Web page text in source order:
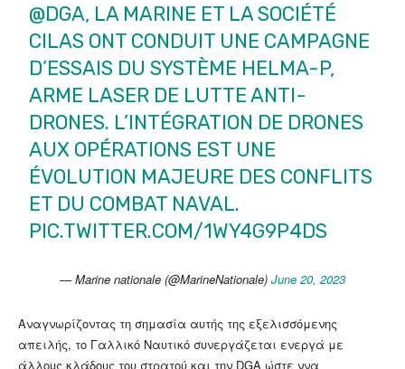
@DGA, LA MARINE ET LA SOCIÉTÉ
CILAS ONT CONDUIT UNE CAMPAGNE
D’ESSAIS DU SYSTÈME HELMA-P,
ARME LASER DE LUTTE ANTI-
DRONES. L’INTÉGRATION DE DRONES
AUX OPÉRATIONS EST UNE
ÉVOLUTION MAJEURE DES CONFLITS
ET DU COMBAT NAVAL.
PIC.TWITTER.COM/1WY4G9P4DS
— Marine nationale (@MarineNationale) June 20, 2023
Αναγνωρίζοντας τη σημασία αυτής της εξελισσόμενης
απειλής, το Γαλλικό Ναυτικό συνεργάζεται ενεργά με
άλλους κλάδους του στρατού και την DGA ώστε ννα